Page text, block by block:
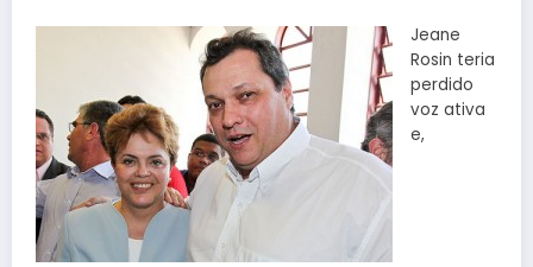
Jeane
Rosin teria
perdido
voz ativa
e,